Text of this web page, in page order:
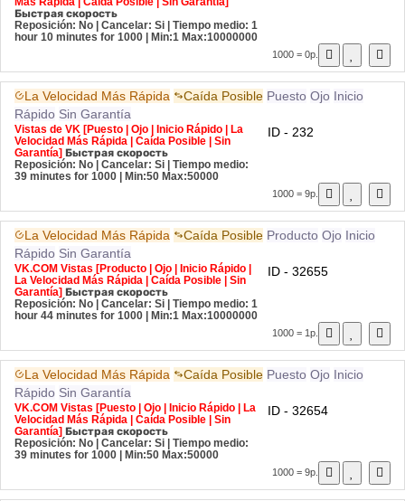
Быстрая скорость
Reposición: No | Cancelar: Si | Tiempo medio: 1
hour 10 minutes for 1000
| Min:1 Max:10000000
1000 = 0р.
La Velocidad Más Rápida Caída Posible Puesto Ojo Inicio
Rápido Sin Garantía
Vistas de VK [Puesto | Ojo | Inicio Rápido | La
Velocidad Más Rápida | Caída Posible | Sin
Garantía] Быстрая скорость
Reposición: No | Cancelar: Si | Tiempo medio:
39 minutes for 1000
| Min:50 Max:50000
ID - 232
1000 = 9р.
La Velocidad Más Rápida Caída Posible Producto Ojo Inicio
Rápido Sin Garantía
VK.COM Vistas [Producto | Ojo | Inicio Rápido |
La Velocidad Más Rápida | Caída Posible | Sin
Garantía] Быстрая скорость
Reposición: No | Cancelar: Si | Tiempo medio: 1
hour 44 minutes for 1000
| Min:1 Max:10000000
ID - 32655
1000 = 1р.
La Velocidad Más Rápida Caída Posible Puesto Ojo Inicio
Rápido Sin Garantía
VK.COM Vistas [Puesto | Ojo | Inicio Rápido | La
Velocidad Más Rápida | Caída Posible | Sin
Garantía] Быстрая скорость
Reposición: No | Cancelar: Si | Tiempo medio:
39 minutes for 1000
| Min:50 Max:50000
ID - 32654
1000 = 9р.